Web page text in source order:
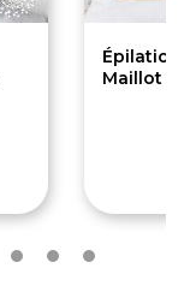
Épilation
Maillot